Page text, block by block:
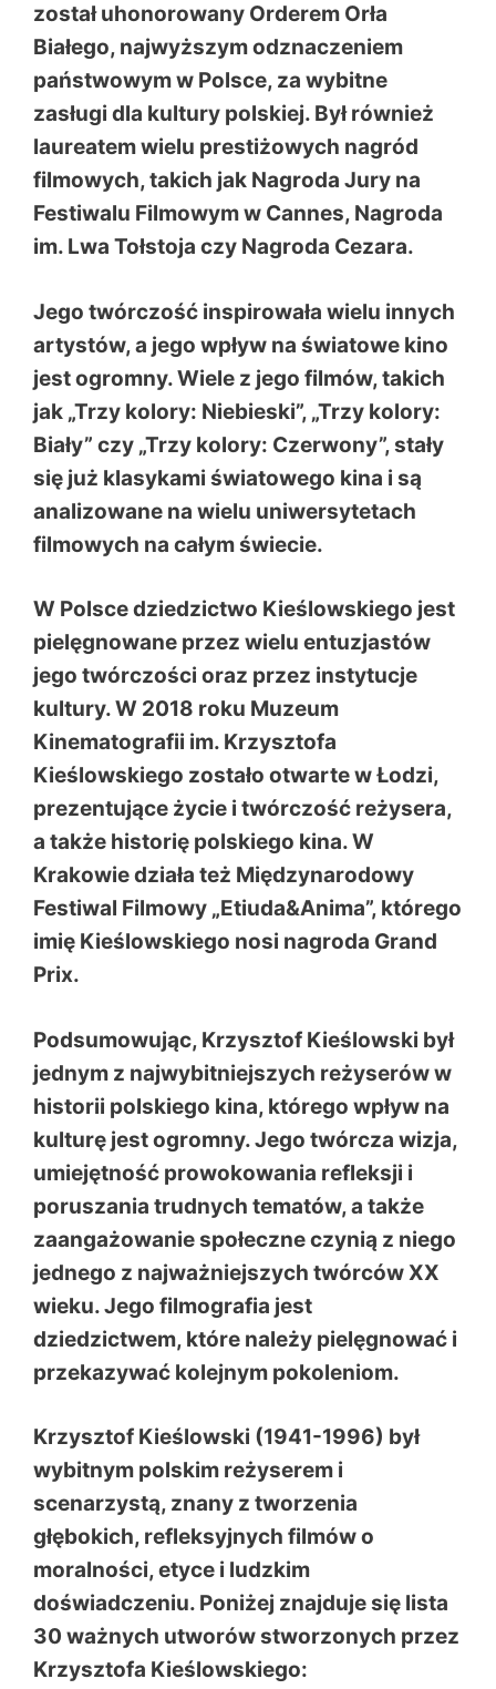
został uhonorowany Orderem Orła
Białego, najwyższym odznaczeniem
państwowym w Polsce, za wybitne
zasługi dla kultury polskiej. Był również
laureatem wielu prestiżowych nagród
filmowych, takich jak Nagroda Jury na
Festiwalu Filmowym w Cannes, Nagroda
im. Lwa Tołstoja czy Nagroda Cezara.
Jego twórczość inspirowała wielu innych
artystów, a jego wpływ na światowe kino
jest ogromny. Wiele z jego filmów, takich
jak „Trzy kolory: Niebieski”, „Trzy kolory:
Biały” czy „Trzy kolory: Czerwony”, stały
się już klasykami światowego kina i są
analizowane na wielu uniwersytetach
filmowych na całym świecie.
W Polsce dziedzictwo Kieślowskiego jest
pielęgnowane przez wielu entuzjastów
jego twórczości oraz przez instytucje
kultury. W 2018 roku Muzeum
Kinematografii im. Krzysztofa
Kieślowskiego zostało otwarte w Łodzi,
prezentujące życie i twórczość reżysera,
a także historię polskiego kina. W
Krakowie działa też Międzynarodowy
Festiwal Filmowy „Etiuda&Anima”, którego
imię Kieślowskiego nosi nagroda Grand
Prix.
Podsumowując, Krzysztof Kieślowski był
jednym z najwybitniejszych reżyserów w
historii polskiego kina, którego wpływ na
kulturę jest ogromny. Jego twórcza wizja,
umiejętność prowokowania refleksji i
poruszania trudnych tematów, a także
zaangażowanie społeczne czynią z niego
jednego z najważniejszych twórców XX
wieku. Jego filmografia jest
dziedzictwem, które należy pielęgnować i
przekazywać kolejnym pokoleniom.
Krzysztof Kieślowski (1941-1996) był
wybitnym polskim reżyserem i
scenarzystą, znany z tworzenia
głębokich, refleksyjnych filmów o
moralności, etyce i ludzkim
doświadczeniu. Poniżej znajduje się lista
30 ważnych utworów stworzonych przez
Krzysztofa Kieślowskiego: